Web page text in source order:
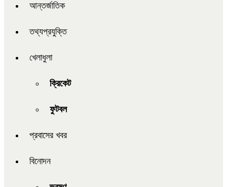
আন্তর্জাতিক
তথ্যপ্রযুক্তি
খেলাধুলা
ক্রিকেট
ফুটবল
প্রবাসের খবর
বিনোদন